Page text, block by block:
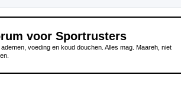
voor Sportrusters
voeding en koud douchen. Alles mag. Maareh, niet